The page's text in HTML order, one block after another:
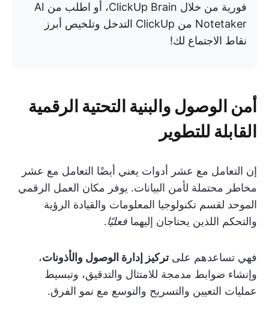
فورية من خلال ClickUp Brain، أو اطلب من AI
Notetaker من ClickUp التدخل وتلخيص أبرز
نقاط الاجتماع لك!
أمن الوصول والبنية التحتية الرقمية
القابلة للتطوير
إن التعامل مع عشر أدوات يعني أيضًا التعامل مع عشر
مخاطر محتملة لأمن البيانات. يوفر مكان العمل الرقمي
الموحد لقسم تكنولوجيا المعلومات والقيادة الرؤية
والتحكم اللذين يحتاجان إليهما فعليًا.
فهي تساعدهم علىتركيز إدارة الوصول والأذونات،
وإنشاء ضوابط مدمجة للامتثال والتدقيق، وتبسيط
عمليات التعيين والتسريح والتوسع مع نمو الفرق.